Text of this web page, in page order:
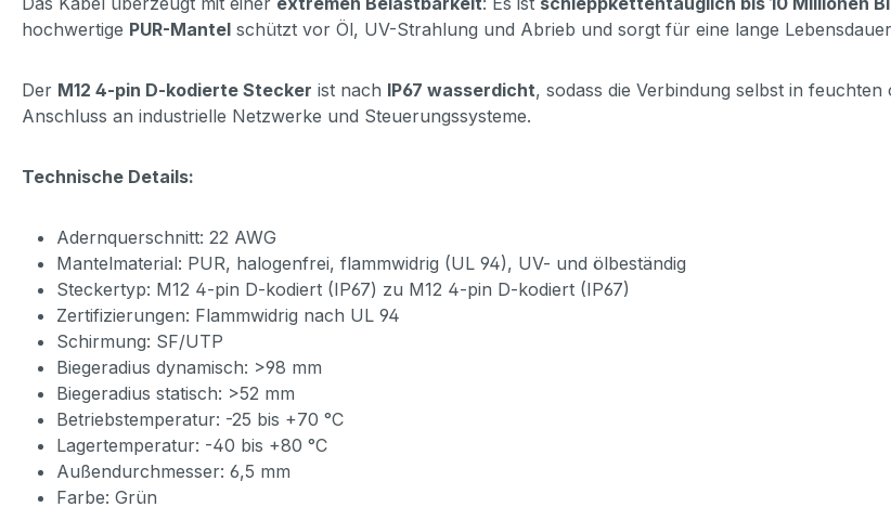
hochwertige PUR-Mantel schützt vor Öl, UV-Strahlung und Abrieb und sorgt für eine lange
Der M12 4-pin D-kodierte Stecker ist nach IP67 wasserdicht, sodass die Verbindung selbst in
Anschluss an industrielle Netzwerke und Steuerungssysteme.
Technische Details:
Adernquerschnitt: 22 AWG
Mantelmaterial: PUR, halogenfrei, flammwidrig (UL 94), UV- und ölbeständig
Steckertyp: M12 4-pin D-kodiert (IP67) zu M12 4-pin D-kodiert (IP67)
Zertifizierungen: Flammwidrig nach UL 94
Schirmung: SF/UTP
Biegeradius dynamisch: >98 mm
Biegeradius statisch: >52 mm
Betriebstemperatur: -25 bis +70 °C
Lagertemperatur: -40 bis +80 °C
Außendurchmesser: 6,5 mm
Farbe: Grün